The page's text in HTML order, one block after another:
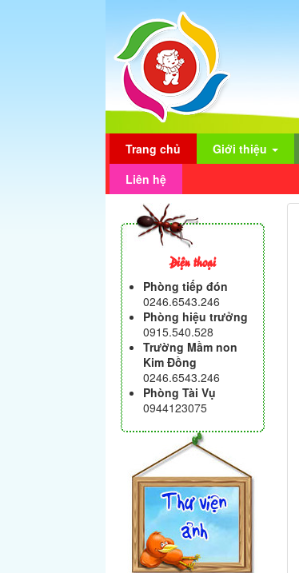
Trang chủ Giới thiệu
Liên hệ
Điện thoại
Phòng tiếp đón
0246.6543.246
Phòng hiệu trưởng
0915.540.528
Trường Mầm non
Kim Đồng
0246.6543.246
Phòng Tài Vụ
0944123075